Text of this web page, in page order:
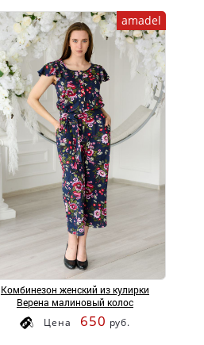
amadel
Комбинезон женский из кулирки
Верена малиновый колос
Цена 650 руб.